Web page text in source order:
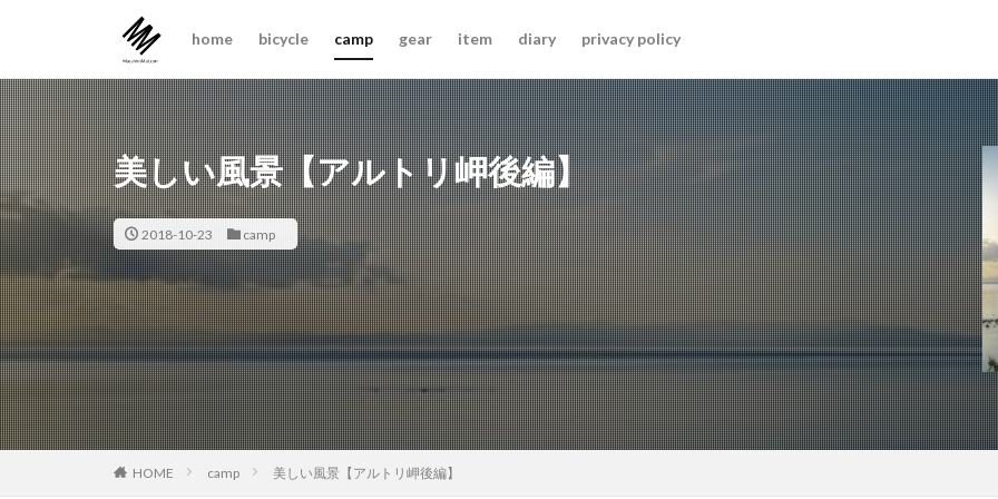
home bicycle camp gear item diary privacy policy
美しい風景【アルトリ岬後編】
2018-10-23 camp
HOME camp 美しい風景【アルトリ岬後編】